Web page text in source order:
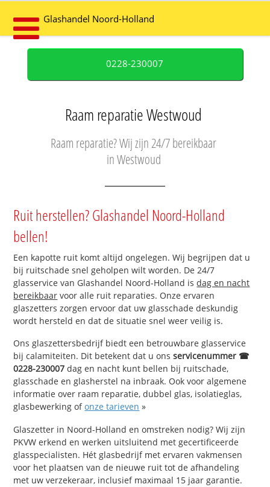
Glashandel Noord-Holland
0228-230007
Raam reparatie Westwoud
Raam reparatie? Wij zijn 24/7 bereikbaar
in Westwoud
Ruit herstellen? Glashandel Noord-Holland
bellen!
Een kapotte ruit komt altijd ongelegen. Wij begrijpen dat u
bij ruitschade snel geholpen wilt worden. De 24/7
glasservice van Glashandel Noord-Holland isdag en nacht
bereikbaar voor alle ruit reparaties. Onze ervaren
glaszetters zorgen ervoor dat uw glasschade deskundig
wordt hersteld en dat de situatie snel weer veilig is.
Ons glaszettersbedrijf biedt een betrouwbare glasservice
bij calamiteiten. Dit betekent dat u onsservicenummer ☎
0228-230007 dag en nacht kunt bellen bij ruitschade,
glasschade en glasherstel na inbraak. Ook voor algemene
informatie over raam reparatie, dubbel glas, isolatieglas,
glasbewerking ofonze tarieven »
Glaszetter in Noord-Holland en omstreken nodig? Wij zijn
PKVW erkend en werken uitsluitend met gecertificeerde
glasspecialisten. Hét glasbedrijf met ervaren vakmensen
voor het plaatsen van de nieuwe ruit tot de afhandeling
met uw verzekeraar, inclusief maximaal 15 jaar garantie.